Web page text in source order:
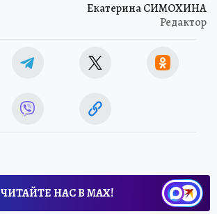
Екатерина СИМОХИНА
Редактор
ЧИТАЙТЕ НАС В МАХ!